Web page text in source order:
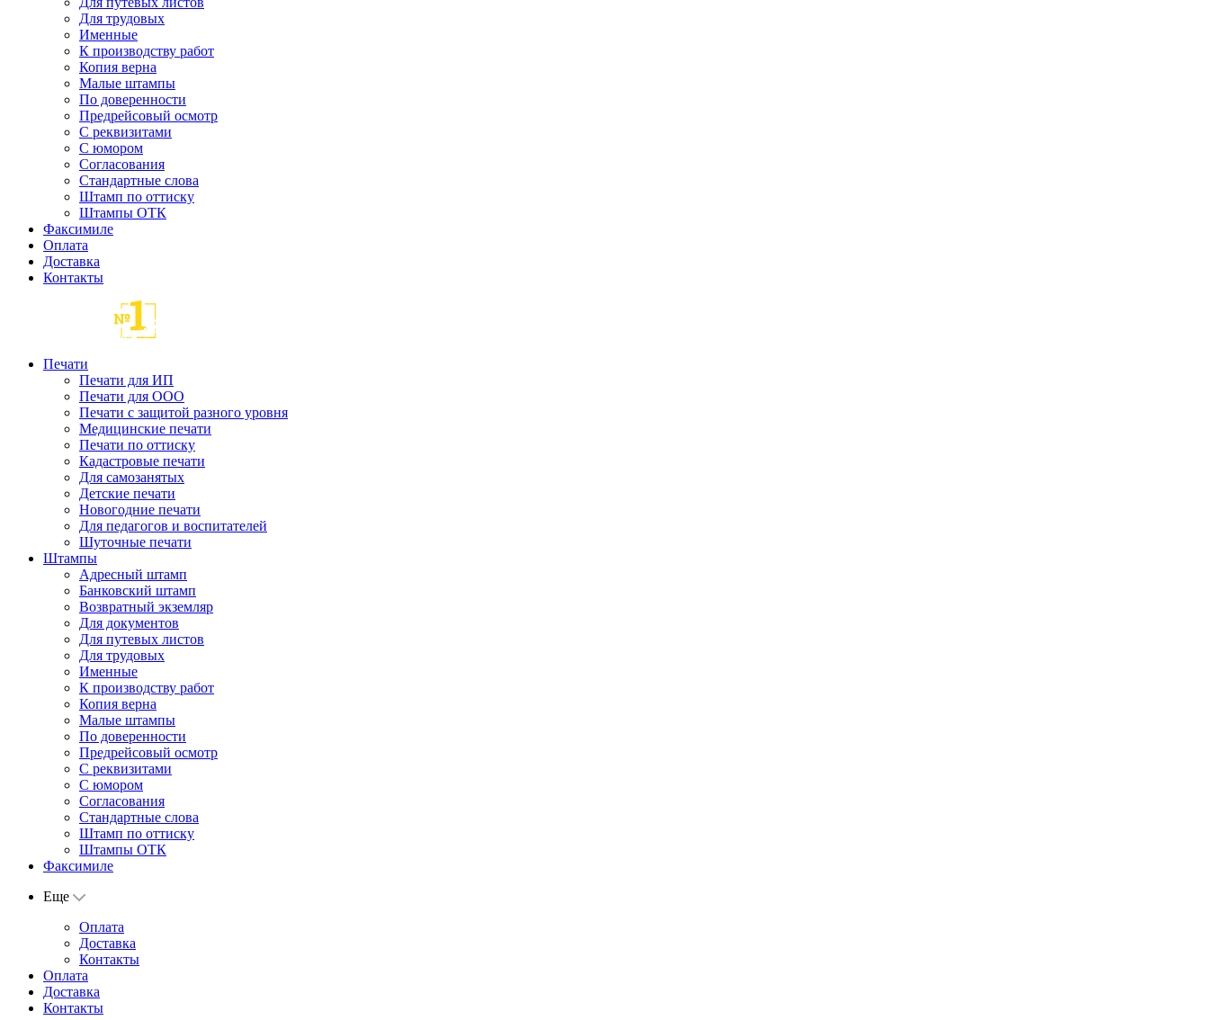
Для трудовых
Именные
К производству работ
Копия верна
Малые штампы
По доверенности
Предрейсовый осмотр
С реквизитами
С юмором
Согласования
Стандартные слова
Штамп по оттиску
Штампы ОТК
Факсимиле
Оплата
Доставка
Контакты
Печати
Печати для ИП
Печати для ООО
Печати с защитой разного уровня
Медицинские печати
Печати по оттиску
Кадастровые печати
Для самозанятых
Детские печати
Новогодние печати
Для педагогов и воспитателей
Шуточные печати
Штампы
Адресный штамп
Банковский штамп
Возвратный экземляр
Для документов
Для путевых листов
Для трудовых
Именные
К производству работ
Копия верна
Малые штампы
По доверенности
Предрейсовый осмотр
С реквизитами
С юмором
Согласования
Стандартные слова
Штамп по оттиску
Штампы ОТК
Факсимиле
Еще
Оплата
Доставка
Контакты
Оплата
Доставка
Контакты